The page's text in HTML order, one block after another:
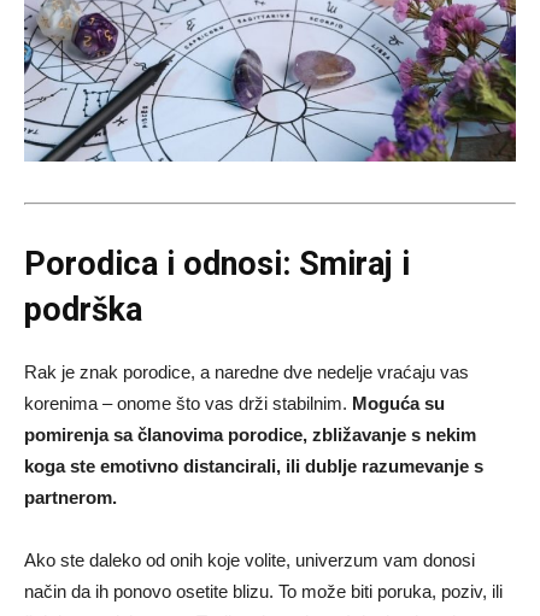
Porodica i odnosi: Smiraj i
podrška
Rak je znak porodice, a naredne dve nedelje vraćaju vas
korenima – onome što vas drži stabilnim. Moguća su
pomirenja sa članovima porodice, zbližavanje s nekim
koga ste emotivno distancirali, ili dublje razumevanje s
partnerom.
Ako ste daleko od onih koje volite, univerzum vam donosi
način da ih ponovo osetite blizu. To može biti poruka, poziv, ili